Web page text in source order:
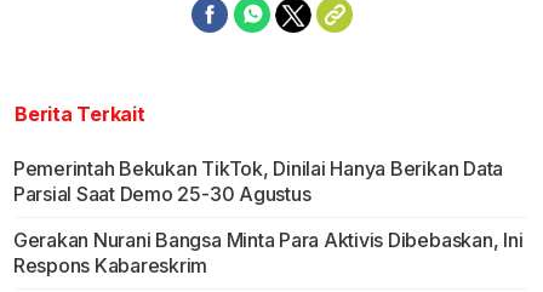
Berita Terkait
Pemerintah Bekukan TikTok, Dinilai Hanya Berikan Data
Parsial Saat Demo 25-30 Agustus
Gerakan Nurani Bangsa Minta Para Aktivis Dibebaskan, Ini
Respons Kabareskrim